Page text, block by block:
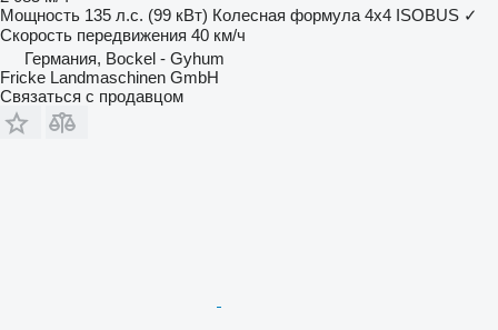
Мощность 135 л.с. (99 кВт) Колесная формула 4x4 ISOBUS ✓
Скорость передвижения 40 км/ч
Германия, Bockel - Gyhum
Fricke Landmaschinen GmbH
Связаться с продавцом